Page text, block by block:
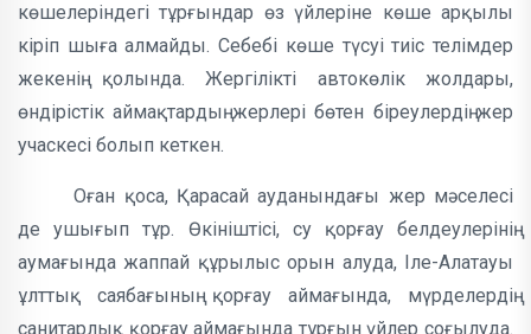
көшелеріндегі тұрғындар өз үйлеріне көше арқылы
кіріп шыға алмайды. Себебі көше түсуі тиіс телімдер
жекенің қолында. Жергілікті автокөлік жолдары,
өндірістік аймақтардың жерлері бөтен біреулердің жер
учаскесі болып кеткен.
Оған қоса, Қарасай ауданындағы жер мәселесі
де ушығып тұр. Өкініштісі, су қорғау белдеулерінің
аумағында жаппай құрылыс орын алуда, Іле-Алатауы
ұлттық саябағының қорғау аймағында, мүрделердің
санитарлық қорғау аймағында тұрғын үйлер соғылуда.